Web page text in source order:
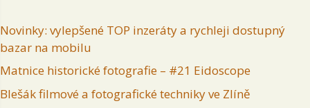
Novinky: vylepšené TOP inzeráty a rychleji dostupný
bazar na mobilu
Matnice historické fotografie – #21 Eidoscope
Blešák filmové a fotografické techniky ve Zlíně